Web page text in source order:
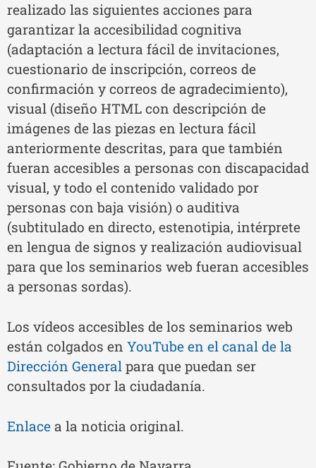
realizado las siguientes acciones para
garantizar la accesibilidad cognitiva
(adaptación a lectura fácil de invitaciones,
cuestionario de inscripción, correos de
confirmación y correos de agradecimiento),
visual (diseño HTML con descripción de
imágenes de las piezas en lectura fácil
anteriormente descritas, para que también
fueran accesibles a personas con discapacidad
visual, y todo el contenido validado por
personas con baja visión) o auditiva
(subtitulado en directo, estenotipia, intérprete
en lengua de signos y realización audiovisual
para que los seminarios web fueran accesibles
a personas sordas).
Los vídeos accesibles de los seminarios web
están colgados en YouTube en el canal de la
Dirección General para que puedan ser
consultados por la ciudadanía.
Enlace a la noticia original.